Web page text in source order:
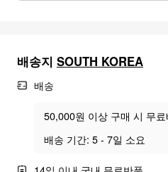
배송지 SOUTH KOREA
배송
50,000원 이상 구매 시 무료
배송 기간: 5 - 7일 소요